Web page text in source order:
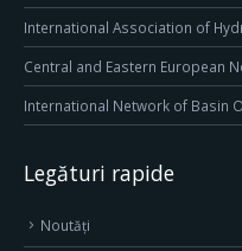
International Association of
Central and Eastern European
International Network of Basin
Legături rapide
Noutăți